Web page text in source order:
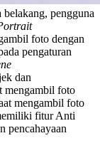
pengguna
foto dengan
pengaturan
dan
mengambil foto
mengambil foto
fitur Anti
pencahayaan